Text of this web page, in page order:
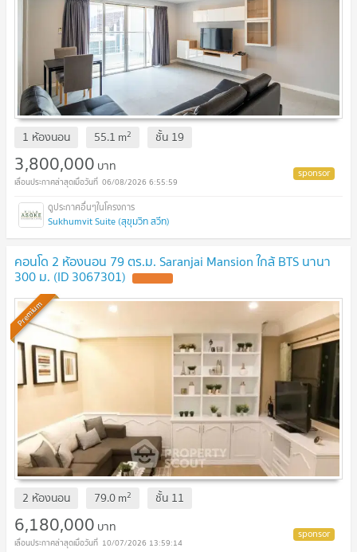
1 ห้องนอน 55.1 m2 ชั้น 19
3,800,000 บาท
06/08/2026 6:55:59
Sukhumvit Suite (สุขุมวิท สวีท)
คอนโด 2 ห้องนอน 79 ตร.ม. Saranjai Mansion ใกล้ BTS นานา
300 ม. (ID 3067301)
Premium
2 ห้องนอน 79.0m2 ชั้น 11
6,180,000 บาท
10/07/2026 13:59:14